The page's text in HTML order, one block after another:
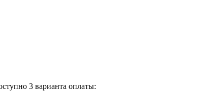
3 варианта оплаты: